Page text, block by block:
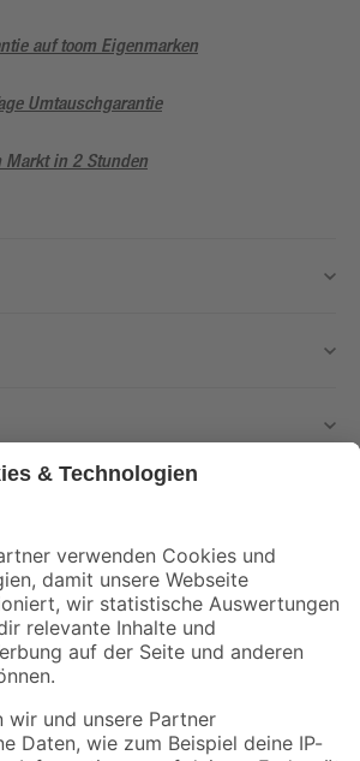
auf toom Eigenmarken
Umtauschgarantie
in 2 Stunden
Angebote und Aktionen mehr verpassen!